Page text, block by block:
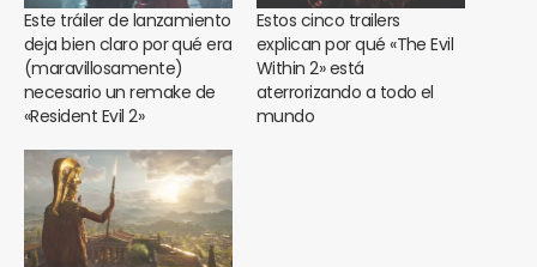
Este tráiler de lanzamiento
deja bien claro por qué era
(maravillosamente)
necesario un remake de
«Resident Evil 2»
Estos cinco trailers
explican por qué «The Evil
Within 2» está
aterrorizando a todo el
mundo